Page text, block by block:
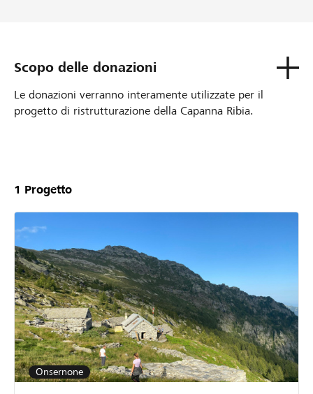
Scopo delle donazioni
Le donazioni verranno interamente utilizzate per il
progetto di ristrutturazione della Capanna Ribia.
Projekte
1 Progetto
Onsernone